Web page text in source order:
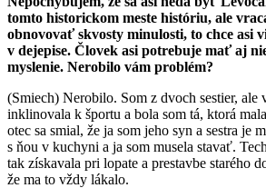
tomto historickom meste históriu, ale
obnovovať skvosty minulosti, to chce asi
v dejepise. Človek asi potrebuje mať aj
myslenie. Nerobilo vám problém?
(Smiech) Nerobilo. Som z dvoch sestier, ale
inklinovala k športu a bola som tá, ktorá
otec sa smial, že ja som jeho syn a sestra je
s ňou v kuchyni a ja som musela stavať.
tak získavala pri lopate a prestavbe starého
že ma to vždy lákalo.